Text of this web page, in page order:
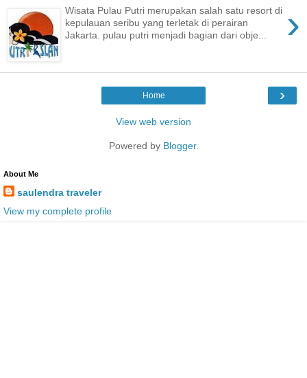
›
Wisata Pulau Putri merupakan salah satu resort di
kepulauan seribu yang terletak di perairan
Jakarta. pulau putri menjadi bagian dari obje...
›
Home
View web version
Powered by Blogger.
About Me
saulendra traveler
View my complete profile